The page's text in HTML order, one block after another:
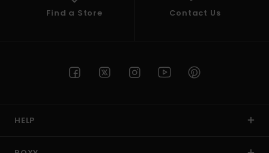
Find a Store Contact Us
HELP